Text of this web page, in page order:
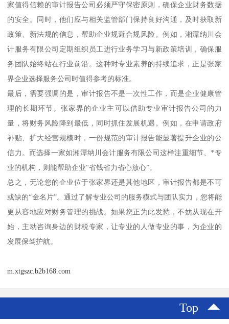
家值得信赖的审计报告公司必须严守保密原则，确保企业财务数据
的安全。同时，他们应与相关监管部门保持良好沟通，及时获取新
政策、新法规的信息，帮助企业规避合规风险。例如，湘潭纳川会
计服务有限公司定期组织员工进行业务学习与新政策培训，确保服
务团队始终站在行业前沿。这种对专业素养的持续追求，正是张家
界企业选择服务公司时值得参考的标准。
最后，需要强调的是，审计报告不是一次性工作，而是企业健康管
理的长期环节。张家界的企业主可以借助专业审计报告公司的力
量，将财务风险降到最低，同时抓住发展机遇。例如，在申请政府
补贴、扩大经营规模时，一份规范的审计报告能显著提升企业的公
信力。而选择一家如湘潭纳川会计服务有限公司这样注重细节、*专
业的机构，则能帮助企业“省钱省力省心放心”。
总之，无论您的企业位于张家界还是其他地区，审计报告都是不可
或缺的“金名片”。通过了解专业公司的服务模式与团队实力，您将能
更从容地应对财务管理的挑战。如果您正为此发愁，不妨从现在开
始，主动咨询身边的财税专家，让专业的人做专业的事，为企业的
发展保驾护航。
m.xtgszc.b2b168.com
Top